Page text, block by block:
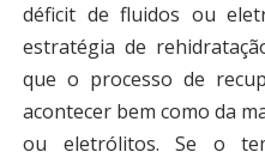
déficit de fluidos ou
estratégia de
que o processo de
acontecer bem como da
ou eletrólitos. Se o